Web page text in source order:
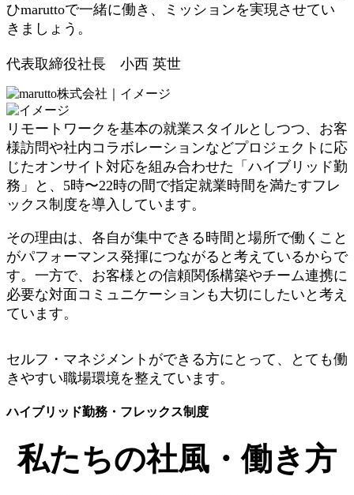
ひmaruttoで一緒に働き、ミッションを実現させてい
きましょう。
代表取締役社長 小西 英世
リモートワークを基本の就業スタイルとしつつ、お客
様訪問や社内コラボレーションなどプロジェクトに応
じたオンサイト対応を組み合わせた「ハイブリッド勤
務」と、5時〜22時の間で指定就業時間を満たすフレ
ックス制度を導入しています。
その理由は、各自が集中できる時間と場所で働くこと
がパフォーマンス発揮につながると考えているからで
す。一方で、お客様との信頼関係構築やチーム連携に
必要な対面コミュニケーションも大切にしたいと考え
ています。
セルフ・マネジメントができる方にとって、とても働
きやすい職場環境を整えています。
ハイブリッド勤務・フレックス制度
私たちの社風・働き方